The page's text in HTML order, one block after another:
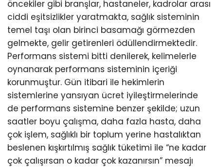
öncekiler gibi branşlar, hastaneler, kadrolar arası
ciddi eşitsizlikler yaratmakta, sağlık sisteminin
temel taşı olan birinci basamağı görmezden
gelmekte, gelir getirenleri ödüllendirmektedir.
Performans sistemi bitti denilerek, kelimelerle
oynanarak performans sisteminin içeriği
korunmuştur. Gün itibari ile hekimlerin
sistemlerine yansıyan ücret iyileştirmelerinde
de performans sistemine benzer şekilde; uzun
saatler boyu çalışma, daha fazla hasta, daha
çok işlem, sağlıklı bir toplum yerine hastalıktan
beslenen kışkırtılmış sağlık tüketimi ile “ne kadar
çok çalışırsan o kadar çok kazanırsın” mesajı